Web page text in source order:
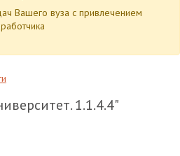
Вашего вуза с привлечением
1.1.4.4"